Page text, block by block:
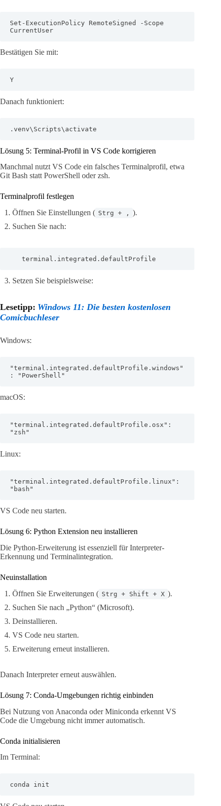
Set-ExecutionPolicy RemoteSigned -Scope
CurrentUser
Bestätigen Sie mit:
Y
Danach funktioniert:
.venv\Scripts\activate
Lösung 5: Terminal-Profil in VS Code korrigieren
Manchmal nutzt VS Code ein falsches Terminalprofil, etwa
Git Bash statt PowerShell oder zsh.
Terminalprofil festlegen
Öffnen Sie Einstellungen ( Strg + , ).
Suchen Sie nach:
   terminal.integrated.defaultProfile
Setzen Sie beispielsweise:
Lesetipp: Windows 11: Die besten kostenlosen
Comicbuchleser
Windows:
"terminal.integrated.defaultProfile.windows"
: "PowerShell"
macOS:
"terminal.integrated.defaultProfile.osx":
"zsh"
Linux:
"terminal.integrated.defaultProfile.linux":
"bash"
VS Code neu starten.
Lösung 6: Python Extension neu installieren
Die Python-Erweiterung ist essenziell für Interpreter-
Erkennung und Terminalintegration.
Neuinstallation
Öffnen Sie Erweiterungen ( Strg + Shift + X ).
Suchen Sie nach „Python“ (Microsoft).
Deinstallieren.
VS Code neu starten.
Erweiterung erneut installieren.
Danach Interpreter erneut auswählen.
Lösung 7: Conda-Umgebungen richtig einbinden
Bei Nutzung von Anaconda oder Miniconda erkennt VS
Code die Umgebung nicht immer automatisch.
Conda initialisieren
Im Terminal:
conda init